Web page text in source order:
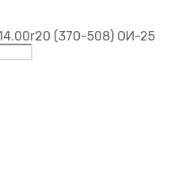
(370-508) ОИ-25